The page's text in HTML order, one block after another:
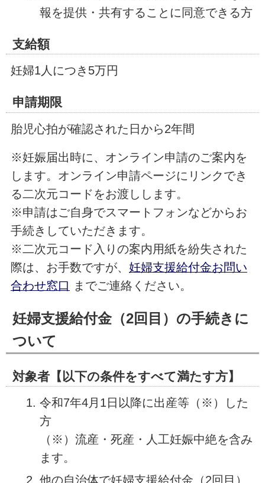
報を提供・共有することに同意できる方
支給額
妊婦1人につき5万円
申請期限
胎児心拍が確認された日から2年間
※妊娠届出時に、オンライン申請のご案内を
します。オンライン申請ページにリンクでき
る二次元コードをお渡しします。
※申請はご自身でスマートフォンなどからお
手続きしていただきます。
※二次元コード入りの案内用紙を紛失された
際は、お手数ですが、 妊婦支援給付金お問い
合わせ窓口 までご連絡ください。
妊婦支援給付金（2回目）の手続きに
ついて
対象者【以下の条件をすべて満たす方】
令和7年4月1日以降に出産等（※）した
方
（※）流産・死産・人工妊娠中絶を含み
ます。
他の自治体で妊婦支援給付金（2回目）